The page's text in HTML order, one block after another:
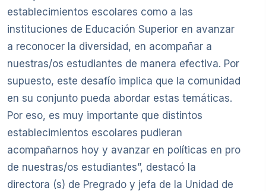
establecimientos escolares como a las
instituciones de Educación Superior en avanzar
a reconocer la diversidad, en acompañar a
nuestras/os estudiantes de manera efectiva. Por
supuesto, este desafío implica que la comunidad
en su conjunto pueda abordar estas temáticas.
Por eso, es muy importante que distintos
establecimientos escolares pudieran
acompañarnos hoy y avanzar en políticas en pro
de nuestras/os estudiantes”, destacó la
directora (s) de Pregrado y jefa de la Unidad de